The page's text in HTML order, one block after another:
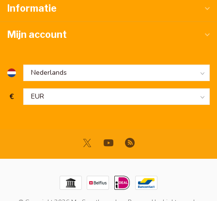
Informatie
Mijn account
€